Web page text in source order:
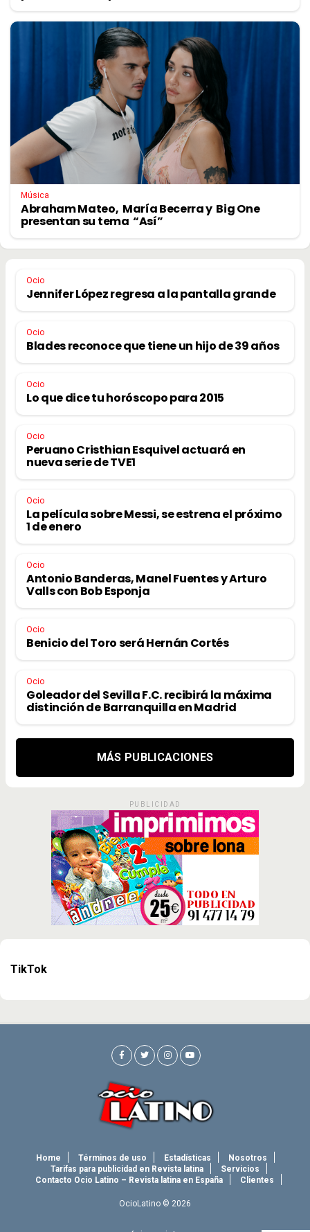
Música
Abraham Mateo, María Becerra y Big One
presentan su tema “Así”
Ocio
Jennifer López regresa a la pantalla grande
Ocio
Blades reconoce que tiene un hijo de 39 años
Ocio
Lo que dice tu horóscopo para 2015
Ocio
Peruano Cristhian Esquivel actuará en
nueva serie de TVE1
Ocio
La película sobre Messi, se estrena el próximo
1 de enero
Ocio
Antonio Banderas, Manel Fuentes y Arturo
Valls con Bob Esponja
Ocio
Benicio del Toro será Hernán Cortés
Ocio
Goleador del Sevilla F.C. recibirá la máxima
distinción de Barranquilla en Madrid
MÁS PUBLICACIONES
PUBLICIDAD
TikTok
Home Términos de uso Estadísticas
Nosotros
Tarifas para publicidad en Revista latina
Servicios
Contacto Ocio Latino – Revista latina en España
Clientes
OcioLatino © 2026